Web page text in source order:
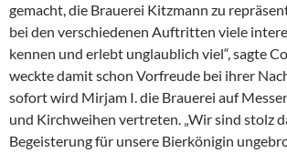
gemacht, die Brauerei Kitzmann zu
bei den verschiedenen Auftritten viele
kennen und erlebt unglaublich viel“, sagte
weckte damit schon Vorfreude bei ihrer
sofort wird Mirjam I. die Brauerei auf
und Kirchweihen vertreten. „Wir sind stolz
Begeisterung für unsere Bierkönigin